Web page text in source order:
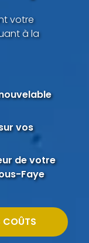
votre
à la
vos
de votre
Faye
COÛTS